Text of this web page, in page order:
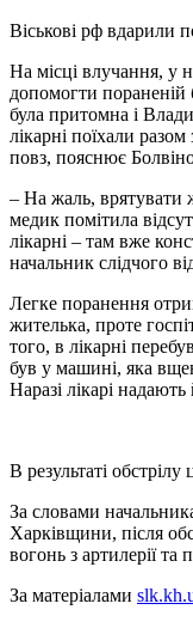
Віськові рф вдарили
На місці влучання, у
допомогти
була притомна і
лікарні поїхали
повз, пояснює
– На жаль, врятувати
медик помітила
лікарні – там вже
начальник слідчого
Легке поранення
жителька, проте
того, в лікарні
був у машині, яка
Наразі лікарі
В результаті
За словами
Харківщини, після
вогонь з артилерії та
За матеріалами